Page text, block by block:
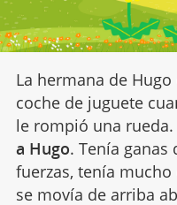
La hermana de
coche de juguete
le rompió una rueda.
a Hugo. Tenía ganas
fuerzas, tenía
se movía de arriba